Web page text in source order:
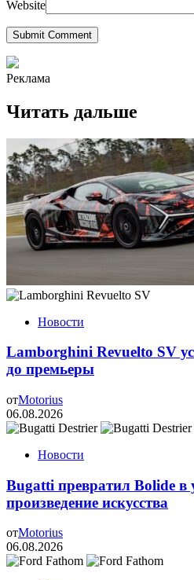
Website
Submit Comment
Реклама
Читать дальше
Новости
Lamborghini Revuelto SV
до премьеры
отMotorius
06.08.2026
Новости
Bugatti превратил Bolide в
произведение искусства
отMotorius
06.08.2026